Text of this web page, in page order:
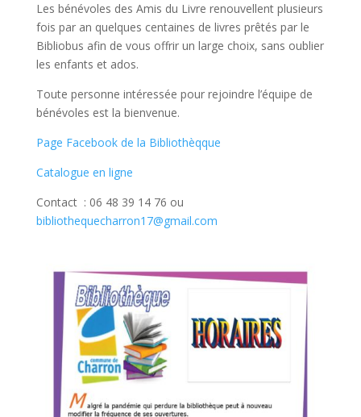
Les bénévoles des Amis du Livre renouvellent plusieurs
fois par an quelques centaines de livres prêtés par le
Bibliobus afin de vous offrir un large choix, sans oublier
les enfants et ados.
Toute personne intéressée pour rejoindre l’équipe de
bénévoles est la bienvenue.
Page Facebook de la Bibliothèqque
Catalogue en ligne
Contact : 06 48 39 14 76 ou
bibliothequecharron17@gmail.com